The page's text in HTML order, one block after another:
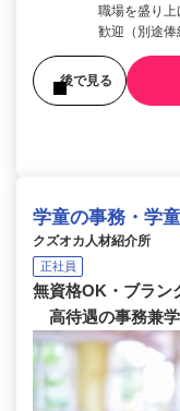
職場を盛り
歓迎（別途
後で見る
学童の事務・学
クズオカ人材紹介所
正社員
無資格OK・ブラン
高待遇の事務兼